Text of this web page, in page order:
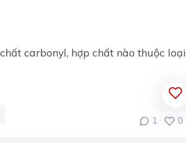
carbonyl, hợp chất nào thuộc loại
1 0